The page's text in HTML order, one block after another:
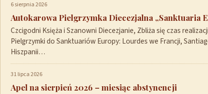
6 sierpnia 2026
Autokarowa Pielgrzymka Diecezjalna „Sanktuaria
Czcigodni Księża i Szanowni Diecezjanie, Zbliża się czas
Pielgrzymki do Sanktuariów Europy: Lourdes we Francji,
Hiszpanii…
31 lipca 2026
Apel na sierpień 2026 – miesiąc abstynencji